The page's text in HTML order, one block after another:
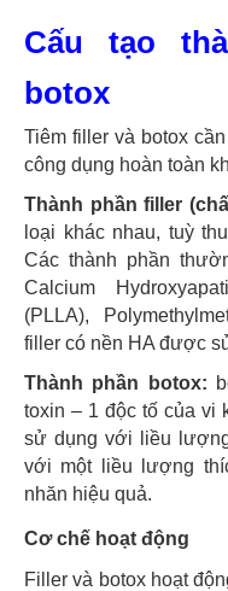
Cấu tạo
botox
Tiêm filler và botox
công dụng hoàn toàn
Thành phần filler
loại khác nhau, tuỳ
Các thành phần
Calcium
(PLLA),
filler có nền HA được
Thành phần botox:
toxin – 1 độc tố của vi
sử dụng với liều
với một liều lượng
nhăn hiệu quả.
Cơ chế hoạt động
Filler và botox hoạt